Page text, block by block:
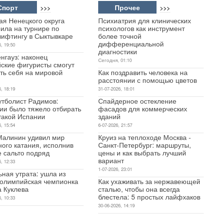
>>>
Ненецкого округа
на турнире по
в Сыктывкаре
19:50
наконец
фигуристы смогут
себя на мировой
18:19
Радимов:
было тяжело отбирать
Испании
15:54
удивил мир
катания, исполнив
сальто подряд
12:33
утрата: ушла из
чемпионка
Куклева
10:33
Прочее >>>
Психиатрия для клинических
психологов как инструмент
более точной
дифференциальной
диагностики
Сегодня, 01:10
Как поздравить человека на
расстоянии с помощью цветов
31-07-2026, 18:01
Спайдерное остекление
фасадов для коммерческих
зданий
6-07-2026, 21:57
Круиз на теплоходе Москва -
Санкт-Петербург: маршруты,
цены и как выбрать лучший
вариант
1-07-2026, 23:01
Как ухаживать за нержавеющей
сталью, чтобы она всегда
блестела: 5 простых лайфхаков
30-06-2026, 14:19